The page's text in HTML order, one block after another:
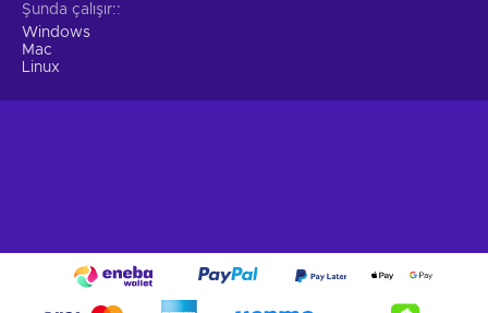
Şunda çalışır:
Windows
Mac
Linux